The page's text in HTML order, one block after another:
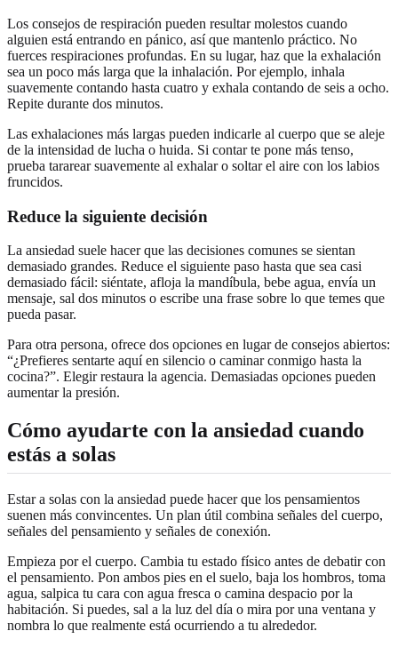
Los consejos de respiración pueden resultar molestos cuando
alguien está entrando en pánico, así que mantenlo práctico. No
fuerces respiraciones profundas. En su lugar, haz que la exhalación
sea un poco más larga que la inhalación. Por ejemplo, inhala
suavemente contando hasta cuatro y exhala contando de seis a ocho.
Repite durante dos minutos.
Las exhalaciones más largas pueden indicarle al cuerpo que se aleje
de la intensidad de lucha o huida. Si contar te pone más tenso,
prueba tararear suavemente al exhalar o soltar el aire con los labios
fruncidos.
Reduce la siguiente decisión
La ansiedad suele hacer que las decisiones comunes se sientan
demasiado grandes. Reduce el siguiente paso hasta que sea casi
demasiado fácil: siéntate, afloja la mandíbula, bebe agua, envía un
mensaje, sal dos minutos o escribe una frase sobre lo que temes que
pueda pasar.
Para otra persona, ofrece dos opciones en lugar de consejos abiertos:
“¿Prefieres sentarte aquí en silencio o caminar conmigo hasta la
cocina?”. Elegir restaura la agencia. Demasiadas opciones pueden
aumentar la presión.
Cómo ayudarte con la ansiedad cuando
estás a solas
Estar a solas con la ansiedad puede hacer que los pensamientos
suenen más convincentes. Un plan útil combina señales del cuerpo,
señales del pensamiento y señales de conexión.
Empieza por el cuerpo. Cambia tu estado físico antes de debatir con
el pensamiento. Pon ambos pies en el suelo, baja los hombros, toma
agua, salpica tu cara con agua fresca o camina despacio por la
habitación. Si puedes, sal a la luz del día o mira por una ventana y
nombra lo que realmente está ocurriendo a tu alrededor.